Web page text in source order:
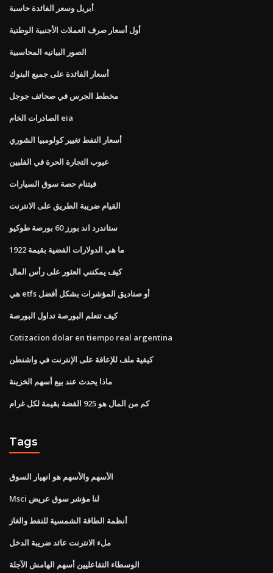
أبريل وسعر الفائدة حاسبة
أول أسعار صرف العملات الأجنبية الوطنية
الصور البيانيه المحاسبية
أسعار الفائدة على جميع البنوك
مخطط الجرس في صحائف جوجل
الصادرات الخام eia
أسعار النفط تغيير كولومبيا الشوري
عيوب التجارة الحرة في الفلبين
فيتنام حصة سوق السيارات
القيام ضريبة الطريق على الانترنت
ستاندرد اند بورز 60 بورصة طوكيو
ما هي الدولارات الفضية بقيمة 1922
كيف يمكنني العثور على رأس المال
هي etfs أو صناديق المؤشرات بشكل أفضل
كيف تتعلم البورصة تداول البورصة
Cotizacion dolar en tiempo real argentina
كيفية ملف للإعاقة على الإنترنت في واشنطن
ماذا يحدث عند بيع أسهم الخزينة
كم من المال هو 925 الفضة بقيمة لكل غرام
Tags
الأسهم والأسهم هو انهيار السوق
Msci لنا مؤشر سوق عريض
أنظمة الطاقة الشمسية للنفط والغاز
ملء الانترنت عائد ضريبة الدخل
الوسطاء التفاعليين أسهم الهامش الآجلة